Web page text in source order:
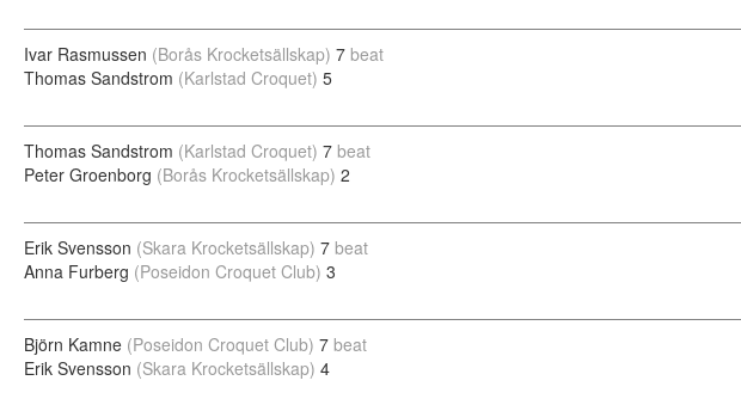
Ivar Rasmussen (Borås Krocketsällskap) 7 beat
Thomas Sandstrom (Karlstad Croquet) 5
Thomas Sandstrom (Karlstad Croquet) 7 beat
Peter Groenborg (Borås Krocketsällskap) 2
Erik Svensson (Skara Krocketsällskap) 7 beat
Anna Furberg (Poseidon Croquet Club) 3
Björn Kamne (Poseidon Croquet Club) 7 beat
Erik Svensson (Skara Krocketsällskap) 4